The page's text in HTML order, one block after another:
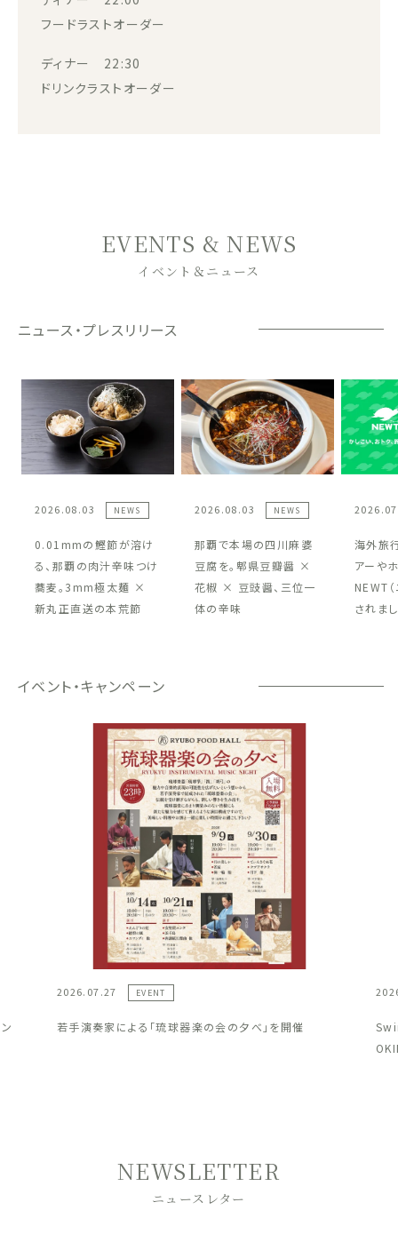
フードラストオーダー
ディナー 22:30
ドリンクラストオーダー
EVENTS & NEWS
イベント＆ニュース
ニュース・プレスリリース
2026.08.03 NEWS
0.01mmの鰹節が溶け
る、那覇の肉汁辛味つけ
蕎麦。3mm極太麺 ×
新丸正直送の本荒節
2026.08.03 NEWS
那覇で本場の四川麻婆
豆腐を。郫県豆瓣醤 ×
花椒 × 豆豉醤、三位一
体の辛味
海外旅
アーや
NEWT
されま
イベント・キャンペーン
2026.07.27 EVENT
若手演奏家による「琉球器楽の会の夕べ」を開催
NEWSLETTER
ニュースレター